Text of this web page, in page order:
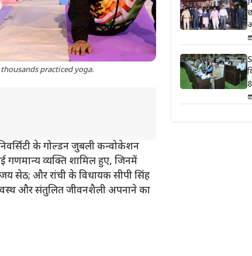
practiced yoga.
के गोल्डन जुबली कन्वोकेशन
गणमान्य व्यक्ति शामिल हुए, जिनमें
संजय सेठ; और रांची के विधायक सीपी सिंह
स्वस्थ और संतुलित जीवनशैली अपनाने का